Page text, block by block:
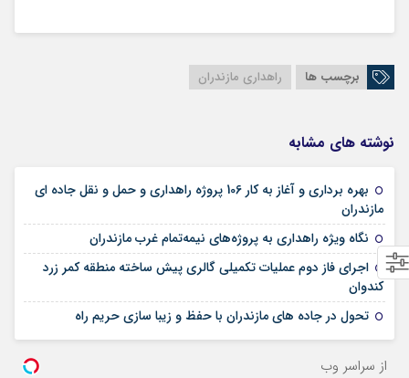
برچسب ها راهداری مازندران
نوشته های مشابه
بهره برداری و آغاز به کار 106 پروژه راهداری و حمل و نقل جاده ای
مازندران
نگاه ویژه راهداری به پروژه‌های نیمه‌تمام غرب مازندران
اجرای فاز دوم عملیات تکمیلی گالری پیش ساخته منطقه کمر زرد
کندوان
تحول در جاده های مازندران با حفظ و زیبا سازی حریم راه
از سراسر وب